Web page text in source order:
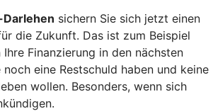
sichern Sie sich jetzt einen
die Zukunft. Das ist zum Beispiel
Finanzierung in den nächsten
eine Restschuld haben und keine
wollen. Besonders, wenn sich